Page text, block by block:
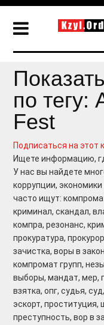
по тегу:
Fest
Подписаться на этот
Ищете информацию,
У нас вы найдете
коррупции,
часто ищут:
криминал, скандал,
компра, резонанс,
прокуратура,
зачистка, воры в
компромат групп,
выборы, мандат, мер,
взятка, опг, судья,
эскорт, проституция,
преступность, вор в